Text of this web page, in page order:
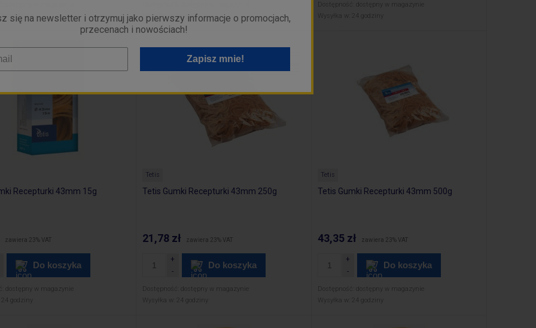
24 godziny
Wysyłka w: 24 godziny
Dostępność:
dostępny w magazynie
Wysyłka w:
24 godziny
Recepturki 43mm 15g
zawiera 23% VAT
Do koszyka
dostępny w magazynie
24 godziny
Tetis
Tetis Gumki Recepturki 43mm 250g
21,78 zł zawiera 23% VAT
Do koszyka
Dostępność:
dostępny w magazynie
Wysyłka w:
24 godziny
Tetis
Tetis Gumki Recepturki 43mm 500g
43,35 zł zawiera 23% VAT
Do koszyka
Dostępność:
dostępny w magazynie
Wysyłka w:
24 godziny
się na newsletter i otrzymuj jako pierwszy informacje o promocjach,
przecenach i nowościach!
Zapisz mnie!